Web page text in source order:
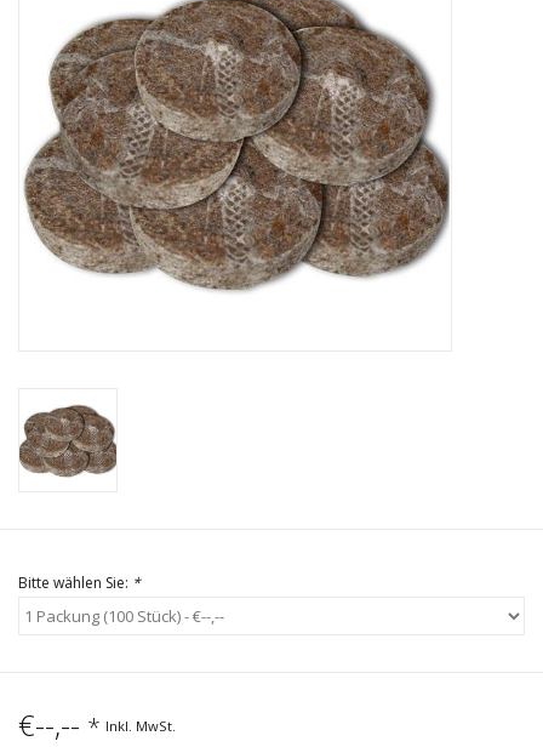
CBD und Hanfextrakte
Marken
Bitte wählen Sie: *
€--,-- * Inkl. MwSt.